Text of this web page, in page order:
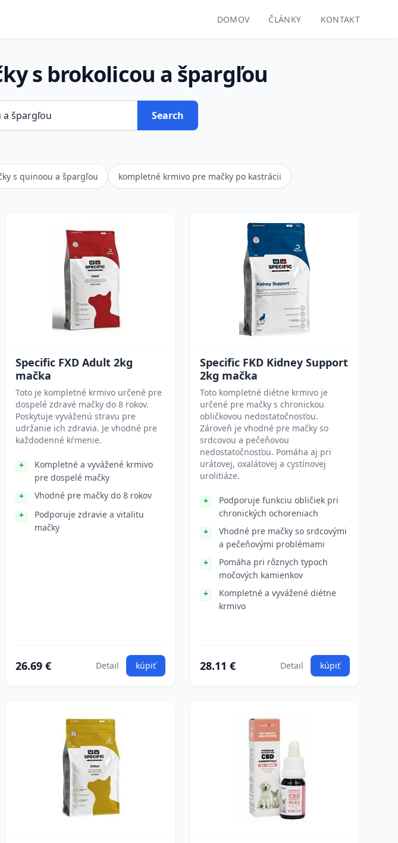
DOMOV ČLÁNKY KONTAKT
s brokolicou a špargľou
Search
s quinoou a špargľou kompletné krmivo pre mačky po kastrácii
Specific FXD Adult 2kg
mačka
Toto je kompletné krmivo určené pre
dospelé zdravé mačky do 8 rokov.
Poskytuje vyváženú stravu pre
udržanie ich zdravia. Je vhodné pre
každodenné kŕmenie.
Kompletné a vyvážené krmivo
pre dospelé mačky
Vhodné pre mačky do 8 rokov
Podporuje zdravie a vitalitu
mačky
26.69 € Detail kúpiť
Specific FKD Kidney Support
2kg mačka
Toto kompletné diétne krmivo je
určené pre mačky s chronickou
obličkovou nedostatočnosťou.
Zároveň je vhodné pre mačky so
srdcovou a pečeňovou
nedostatočnosťou. Pomáha aj pri
urátovej, oxalátovej a cystínovej
urolitiáze.
Podporuje funkciu obličiek pri
chronických ochoreniach
Vhodné pre mačky so srdcovými
a pečeňovými problémami
Pomáha pri rôznych typoch
močových kamienkov
Kompletné a vyvážené diétne
krmivo
28.11 € Detail kúpiť